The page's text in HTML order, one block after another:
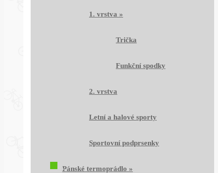
1. vrstva »
Trička
Funkční spodky
2. vrstva
Letní a halové sporty
Sportovní podprsenky
Pánské termoprádlo »